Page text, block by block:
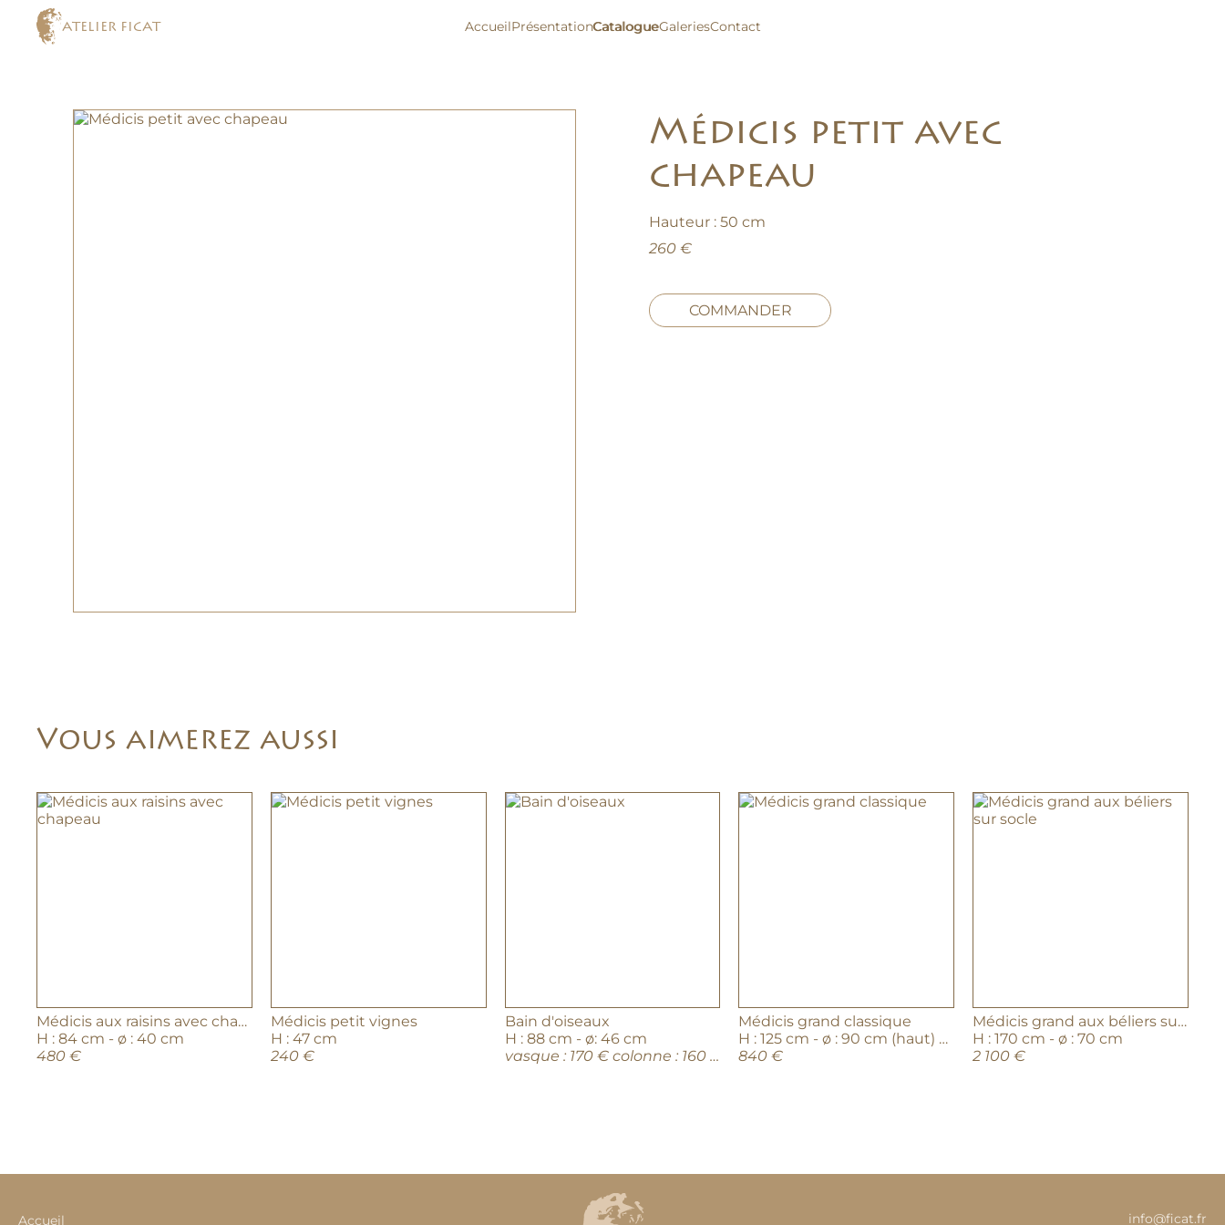
ATELIER FICAT AccueilPrésentationCatalogue
CatalogueGaleriesContact
Médicis petit avec
chapeau
Hauteur : 50 cm
260 €
COMMANDER
Vous aimerez aussi
Médicis aux raisins avec chapeau
H : 84 cm - ø : 40 cm
480 €
Médicis petit vignes
H : 47 cm
240 €
Bain d'oiseaux
H : 88 cm - ø: 46 cm
vasque : 170 € colonne : 160 €
Médicis grand classique
H : 125 cm - ø : 90 cm (haut) 48 cm (base)
840 €
Médicis grand aux béliers sur socle
H : 170 cm - ø : 70 cm
2 100 €
Accueil info@ficat.fr